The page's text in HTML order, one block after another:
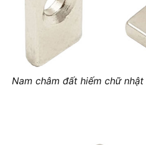
Nam châm đất hiếm chữ